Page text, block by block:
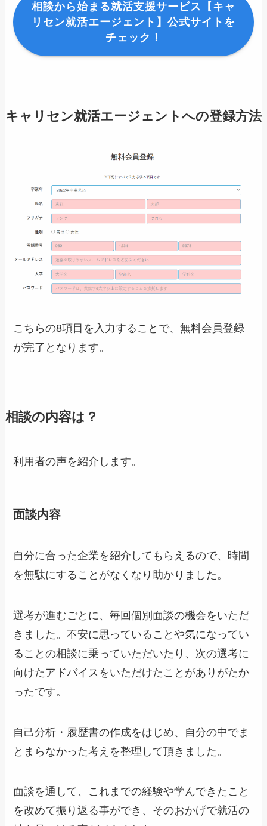
相談から始まる就活支援サービス【キャ
リセン就活エージェント】公式サイトを
チェック！
キャリセン就活エージェントへの登録方法
こちらの8項目を入力することで、無料会員登録
が完了となります。
相談の内容は？
利用者の声を紹介します。
面談内容
自分に合った企業を紹介してもらえるので、時間
を無駄にすることがなくなり助かりました。
選考が進むごとに、毎回個別面談の機会をいただ
きました。不安に思っていることや気になってい
ることの相談に乗っていただいたり、次の選考に
向けたアドバイスをいただけたことがありがたか
ったです。
自己分析・履歴書の作成をはじめ、自分の中でま
とまらなかった考えを整理して頂きました。
面談を通して、これまでの経験や学んできたこと
を改めて振り返る事ができ、そのおかげで就活の